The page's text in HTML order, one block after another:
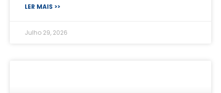
LER MAIS >>
Julho 29, 2026